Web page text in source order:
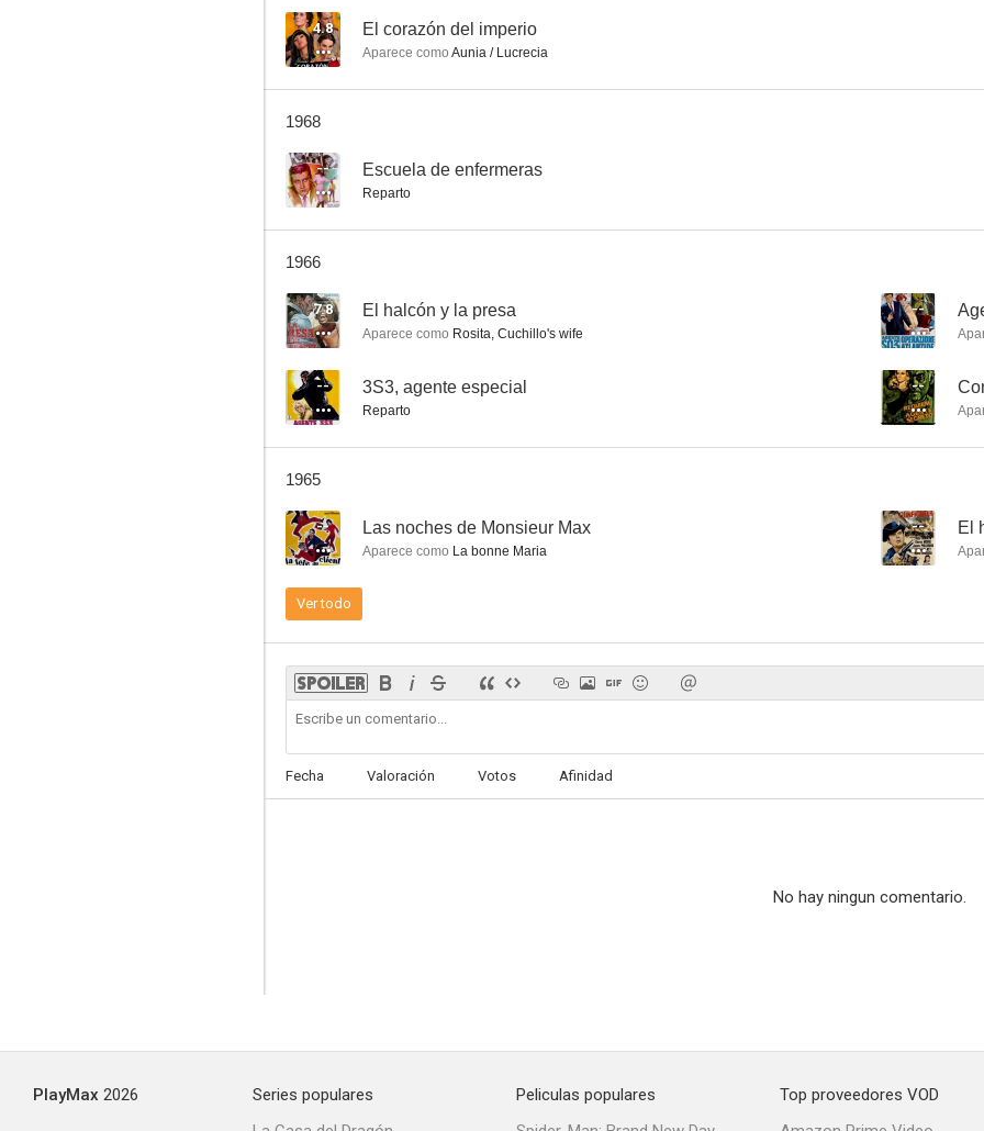
4.8 El corazón del imperio
Aparece como Aunia / Lucrecia
1968
-- Escuela de enfermeras
Reparto
1966
7.8 El halcón y la presa
Aparece como Rosita, Cuchillo's wife
--
-- 3S3, agente especial
Reparto
--
1965
-- Las noches de Monsieur Max
Aparece como La bonne Maria
-- El
Ver todo
Fecha Valoración Votos Afinidad
No hay ningun comentario.
PlayMax 2026
Series populares
Peliculas populares
Top proveedores VOD